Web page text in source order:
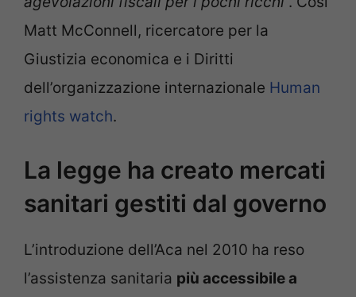
Matt McConnell, ricercatore per la
Giustizia economica e i Diritti
dell’organizzazione internazionale Human
rights watch.
La legge ha creato mercati
sanitari gestiti dal governo
L’introduzione dell’Aca nel 2010 ha reso
l’assistenza sanitaria più accessibile a